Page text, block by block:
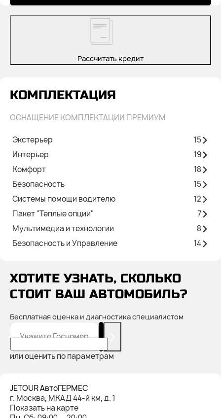
Рассчитать кредит
КОМПЛЕКТАЦИЯ
ОСНАЩЕНИЕ КОМПЛЕКТАЦИИ ПРЕМИУМ
Экстерьер
15
Интерьер
19
Комфорт
18
Безопасность
15
Системы помощи водителю
12
Пакет "Теплые опции"
7
Мультимедиа и технологии
8
Безопасность и Управление
14
ХОТИТЕ УЗНАТЬ, СКОЛЬКО
СТОИТ ВАШ АВТОМОБИЛЬ?
Бесплатная оценка и диагностика специалистом
Укажите Госномер
или оценить по параметрам
JETOUR АвтоГЕРМЕС
г. Москва, МКАД 44-й км, д. 1
Показать на карте